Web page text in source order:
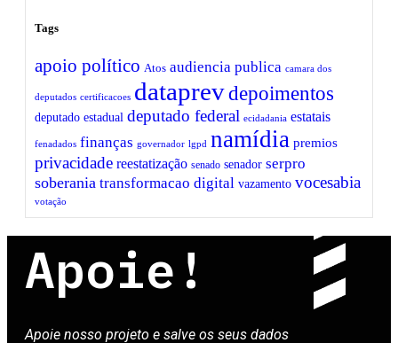
Tags
apoio político Atos audiencia publica camara dos
deputados certificacoes dataprevdepoimentos
deputado estadual deputado federal ecidadania estatais
fenadados finanças governador lgpd namídia premios
privacidade reestatização senado senador serpro
soberania transformacao digital vazamento vocesabia
votação
Apoie!
Apoie nosso projeto e salve os seus dados